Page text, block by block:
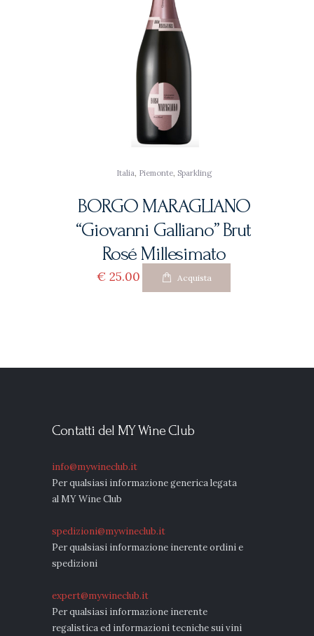
Italia, Piemonte, Sparkling
BORGO MARAGLIANO
“Giovanni Galliano” Brut
Rosé Millesimato
€ 25 00 Acquista
Contatti del MY Wine Club
info@mywineclub.it
Per qualsiasi informazione generica legata
al MY Wine Club
spedizioni@mywineclub.it
Per qualsiasi informazione inerente ordini e
spedizioni
expert@mywineclub.it
Per qualsiasi informazione inerente
regalistica ed informazioni tecniche sui vini